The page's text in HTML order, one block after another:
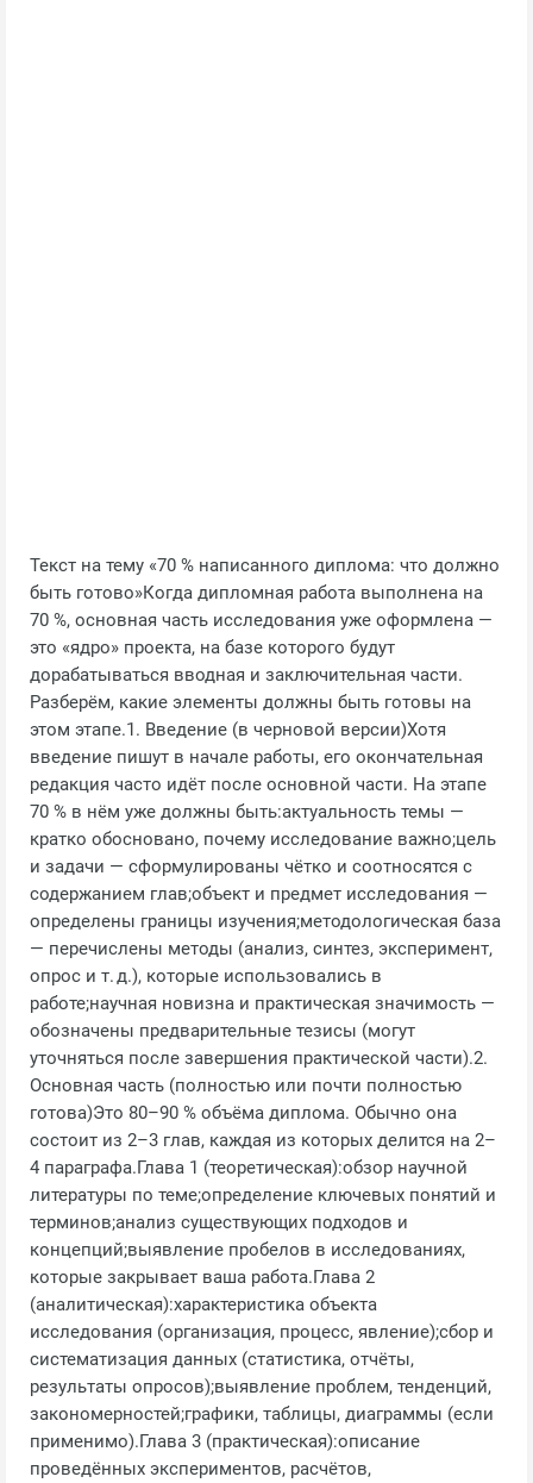
Текст на тему «70 % написанного диплома: что должно
быть готово»Когда дипломная работа выполнена на
70 %, основная часть исследования уже оформлена —
это «ядро» проекта, на базе которого будут
дорабатываться вводная и заключительная части.
Разберём, какие элементы должны быть готовы на
этом этапе.1. Введение (в черновой версии)Хотя
введение пишут в начале работы, его окончательная
редакция часто идёт после основной части. На этапе
70 % в нём уже должны быть:актуальность темы —
кратко обосновано, почему исследование важно;цель
и задачи — сформулированы чётко и соотносятся с
содержанием глав;объект и предмет исследования —
определены границы изучения;методологическая база
— перечислены методы (анализ, синтез, эксперимент,
опрос и т. д.), которые использовались в
работе;научная новизна и практическая значимость —
обозначены предварительные тезисы (могут
уточняться после завершения практической части).2.
Основная часть (полностью или почти полностью
готова)Это 80–90 % объёма диплома. Обычно она
состоит из 2–3 глав, каждая из которых делится на 2–
4 параграфа.Глава 1 (теоретическая):обзор научной
литературы по теме;определение ключевых понятий и
терминов;анализ существующих подходов и
концепций;выявление пробелов в исследованиях,
которые закрывает ваша работа.Глава 2
(аналитическая):характеристика объекта
исследования (организация, процесс, явление);сбор и
систематизация данных (статистика, отчёты,
результаты опросов);выявление проблем, тенденций,
закономерностей;графики, таблицы, диаграммы (если
применимо).Глава 3 (практическая):описание
проведённых экспериментов, расчётов,